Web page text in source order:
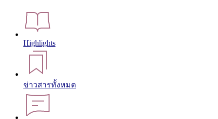
Highlights
ข่าวสารทั้งหมด